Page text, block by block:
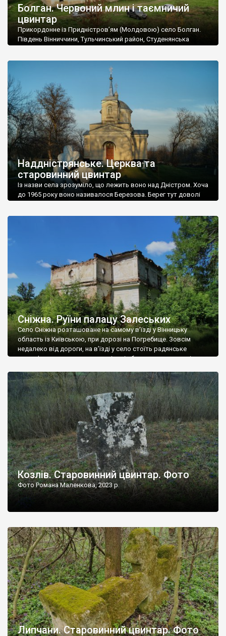
Болган. Червоний млин і таємничий
цвинтар
Прикордонне із Придністров’ям (Молдовою) село Болган.
Південь Вінниччини, Тульчинський район, Студенянська
старовинний цвинтар із кам’яними хрестами. Всі епітафії, які
збереглися, написані кирилицею, церковнослов’янською
мовою. За всіма традиційними ознаками – цвинтар
український. Хрести датуються 19 століттям. У 1924-1940
роках Болган […]
Наддністрянське. Церква та
старовинний цвинтар
Із назви села зрозуміло, що лежить воно над Дністром. Хоча
до 1965 року воно називалося Березова. Берег тут доволі
Наддністрянське відрізняється від більшості навколишніх
сіл. У селі є мурована Михайлівська церква. Точної дати […]
Сніжна. Руїни палацу Залеських
Село Сніжна розташоване на самому в’їзді у Вінницьку
область із Київською, при дорозі на Погребище. Зовсім
недалеко від дороги, на в’їзді у село стоїть радянське
рельєфне пано, яке показує жінку і яблуню, а трохи далі, десь
не видно, але видно дві стареньких колії у траві – […]
Козлів. Старовинний цвинтар. Фото
Фото Романа Маленкова, 2023 р.
Липчани. Старовинний цвинтар. Фото